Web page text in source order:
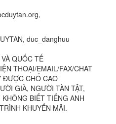
duc_danghuu
QUỐC TẾ
THOẠI/EMAIL/FAX/CHAT
ÐƯỢC CHỔ CAO
GIÀ, NGƯỜI TÀN TẬT,
BIẾT TIẾNG ANH
KHUYẾN MÃI.